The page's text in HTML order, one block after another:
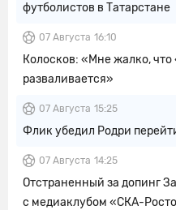
футболистов в Татарстане
07 Августа 16:10
Колосков: «Мне жалко,
разваливается»
07 Августа 15:25
Флик убедил Родри
07 Августа 14:25
Отстраненный за допинг
с медиаклубом «СКА-